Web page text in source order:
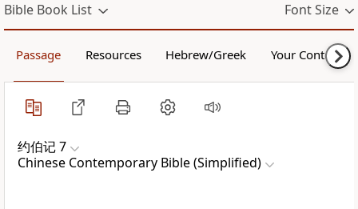
Bible Book List Font Size
Passage Resources Hebrew/Greek Your Content
约伯记 7
Chinese Contemporary Bible (Simplified)